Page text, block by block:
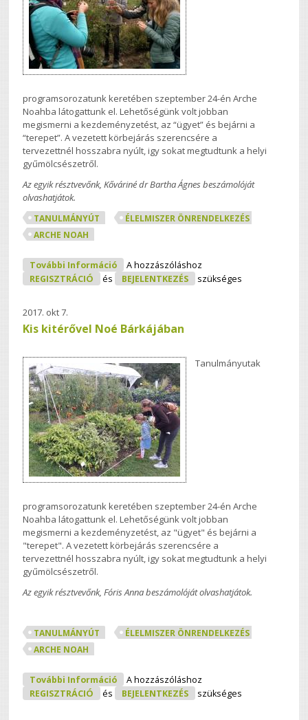
programsorozatunk keretében szeptember 24-én Arche
Noahba látogattunk el. Lehetőségünk volt jobban
megismerni a kezdeményzetést, az “ügyet” és bejárni a
“terepet”. A vezetett körbejárás szerencsére a
tervezettnél hosszabra nyúlt, igy sokat megtudtunk a helyi
gyűmölcsészetről.
Az egyik résztvevőnk, Kőváriné dr Bartha Ágnes beszámolóját
olvashatjátok.
TANULMÁNYÚT
ÉLELMISZER ÖNRENDELKEZÉS
ARCHE NOAH
További Információ Arche Noah-I Körséta Tartalommal
Kapcsolatosan
A hozzászóláshoz
REGISZTRÁCIÓ
és BEJELENTKEZÉS szükséges
2017. okt 7.
Kis kitérővel Noé Bárkájában
Tanulmányutak
programsorozatunk keretében szeptember 24-én Arche
Noahba látogattunk el. Lehetőségünk volt jobban
megismerni a kezdeményzetést, az "ügyet" és bejárni a
"terepet". A vezetett körbejárás szerencsére a
tervezettnél hosszabra nyúlt, igy sokat megtudtunk a helyi
gyűmölcsészetről.
Az egyik résztvevőnk, Fóris Anna beszámolóját olvashatjátok.
TANULMÁNYÚT
ÉLELMISZER ÖNRENDELKEZÉS
ARCHE NOAH
További Információ Kis Kitérővel Noé Bárkájában
Tartalommal Kapcsolatosan
A hozzászóláshoz
REGISZTRÁCIÓ
és BEJELENTKEZÉS szükséges